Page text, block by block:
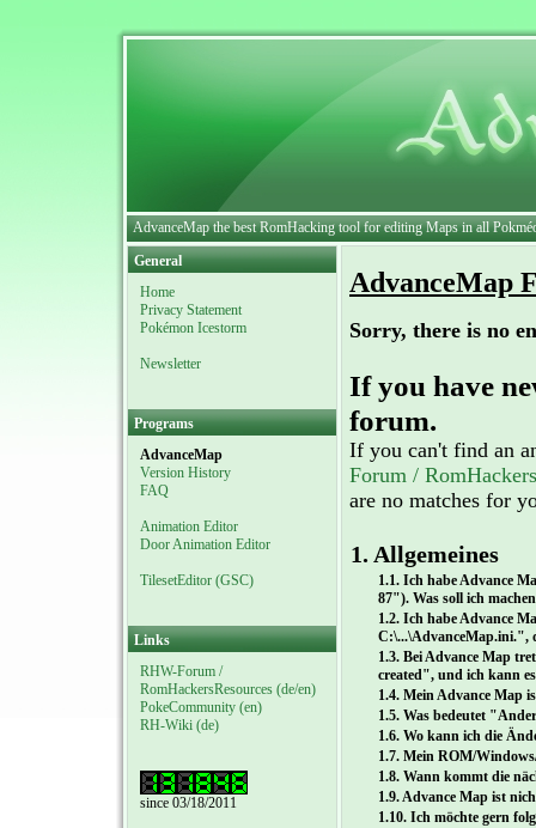
AdvanceMap the best RomHacking tool for editing Maps in all
General
Home
Privacy Statement
Pokémon Icestorm
Newsletter
Programs
AdvanceMap
Version History
FAQ
Animation Editor
Door Animation Editor
TilesetEditor (GSC)
Links
RHW-Forum /
RomHackersResources (de/en)
PokeCommunity (en)
RH-Wiki (de)
since 03/18/2011
AdvanceMap
Sorry, there is no
If you have
forum.
If you can't find an
Forum /
are no matches for
1. Allgemeines
1.1. Ich habe Advance
87"). Was soll ich
1.2. Ich habe Advance
C:\...\AdvanceMap.ini.",
1.3. Bei Advance Map
created", und ich kann
1.4. Mein Advance Map
1.5. Was bedeutet
1.6. Wo kann ich die
1.7. Mein ROM/
1.8. Wann kommt die
1.9. Advance Map ist
1.10. Ich möchte gern